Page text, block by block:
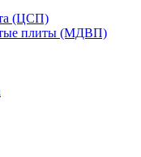
(ЦСП)
плиты (МДВП)